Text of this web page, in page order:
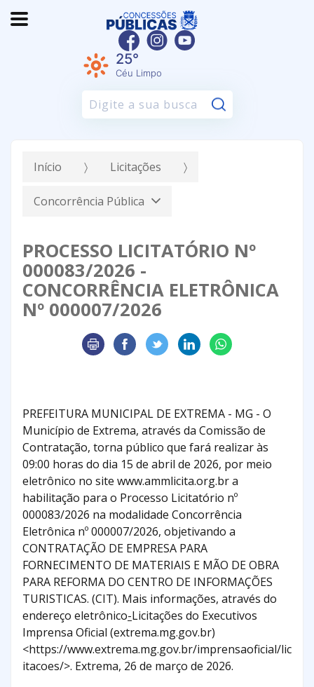
25°
Céu Limpo
Início Licitações
Concorrência Pública
PROCESSO LICITATÓRIO Nº
000083/2026 -
CONCORRÊNCIA ELETRÔNICA
Nº 000007/2026
PREFEITURA MUNICIPAL DE EXTREMA - MG - O
Município de Extrema, através da Comissão de
Contratação, torna público que fará realizar às
09:00 horas do dia 15 de abril de 2026, por meio
eletrônico no site www.ammlicita.org.br a
habilitação para o Processo Licitatório nº
000083/2026 na modalidade Concorrência
Eletrônica nº 000007/2026, objetivando a
CONTRATAÇÃO DE EMPRESA PARA
FORNECIMENTO DE MATERIAIS E MÃO DE OBRA
PARA REFORMA DO CENTRO DE INFORMAÇÕES
TURISTICAS. (CIT). Mais informações, através do
endereço eletrônico-Licitações do Executivos
Imprensa Oficial (extrema.mg.gov.br)
<https://www.extrema.mg.gov.br/imprensaoficial/lic
itacoes/>. Extrema, 26 de março de 2026.